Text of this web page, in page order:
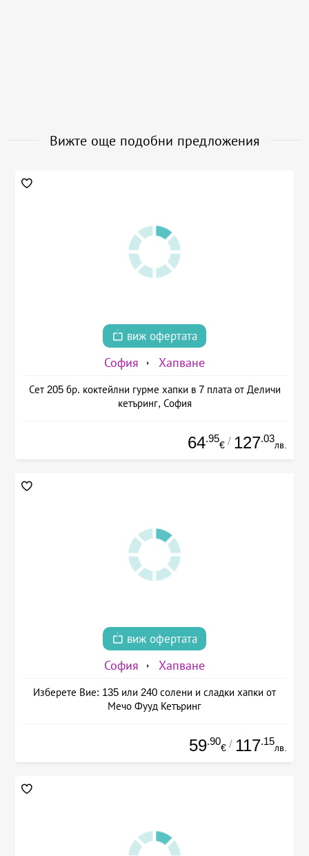
Вижте още подобни предложения
виж офертата
София Хапване
Сет 205 бр. коктейлни гурме хапки в 7 плата от Деличи
кетъринг, София
64.95
€ / 127.03
лв.
виж офертата
София Хапване
Изберете Вие: 135 или 240 солени и сладки хапки от
Мечо Фууд Кетъринг
59.90
€ / 117.15
лв.